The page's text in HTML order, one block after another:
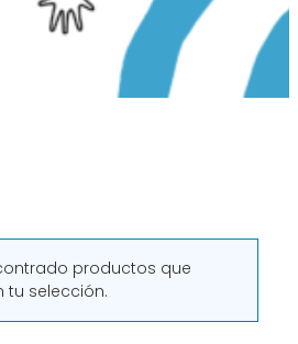
productos que
tu selección.